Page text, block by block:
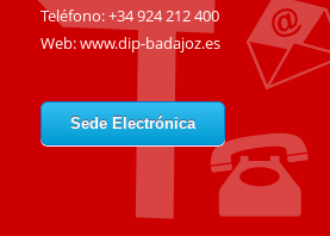
Teléfono: +34 924 212 400
Web:www.dip-badajoz.es
Sede Electrónica